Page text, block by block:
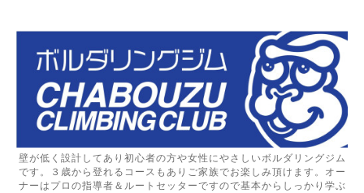
壁が低く設計してあり初心者の方や女性にやさしいボルダリングジム
です。３歳から登れるコースもありご家族でお楽しみ頂けます。オー
ナーはプロの指導者＆ルートセッターですので基本からしっかり学ぶ